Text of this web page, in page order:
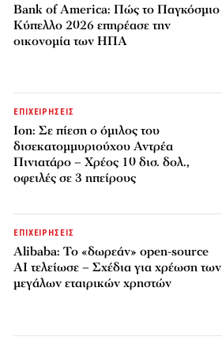
Bank of America: Πώς το Παγκόσμιο
Κύπελλο 2026 επηρέασε την
οικονομία των ΗΠΑ
ΕΠΙΧΕΙΡΗΣΕΙΣ
Ion: Σε πίεση ο όμιλος του
δισεκατομμυριούχου Αντρέα
Πινιατάρο – Χρέος 10 δισ. δολ.,
οφειλές σε 3 ηπείρους
ΕΠΙΧΕΙΡΗΣΕΙΣ
Alibaba: Το «δωρεάν» open-source
AI τελείωσε – Σχέδια για χρέωση των
μεγάλων εταιρικών χρηστών